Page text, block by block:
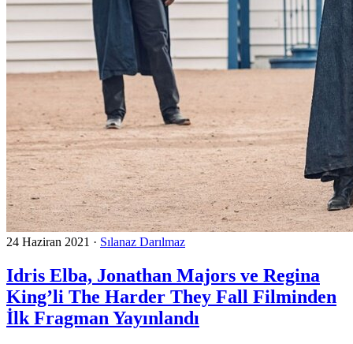
24 Haziran 2021 · Sılanaz Darılmaz
Idris Elba, Jonathan Majors ve Regina
King’li The Harder They Fall Filminden
İlk Fragman Yayınlandı